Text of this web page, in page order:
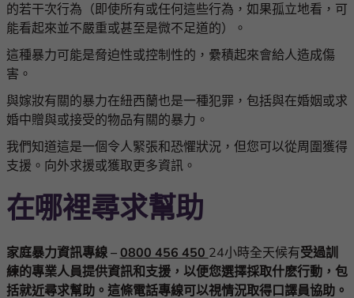
的若干次行為（即使所有或任何這些行為，如果孤立地看，可
能看起來並不嚴重或甚至是微不足道的）。
這種暴力可能是脅迫性或控制性的，纍積起來會給人造成傷
害。
與嫁妝有關的暴力在紐西蘭也是一種犯罪，包括與在婚姻或求
婚中贈與或接受的物品有關的暴力。
我們知道這是一個令人緊張和恐懼狀況，但您可以從周圍獲得
支援。向外求援或獲取更多資訊。
在哪裡尋求幫助
家庭暴力資訊專線– 0800 456 450 24小時全天候有受過訓
練的專業人員提供資訊和支援，以便您選擇採取什麽行動，包
括就近尋求幫助。這條電話專線可以視情況取得口譯員協助。